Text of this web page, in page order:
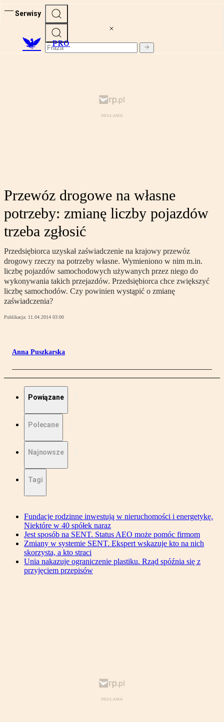
Serwisy
PRO
Przewóz drogowe na własne
potrzeby: zmianę liczby pojazdów
trzeba zgłosić
Przedsiębiorca uzyskał zaświadczenie na krajowy przewóz
drogowy rzeczy na potrzeby własne. Wymieniono w nim m.in.
liczbę pojazdów samochodowych używanych przez niego do
wykonywania takich przejazdów. Przedsiębiorca chce zwiększyć
liczbę samochodów. Czy powinien wystąpić o zmianę
zaświadczenia?
Publikacja: 11.04.2014 03:00
Anna Puszkarska
Powiązane
Polecane
Najnowsze
Tagi
Fundacje rodzinne inwestują w nieruchomości i energetykę.
Niektóre w 40 spółek naraz
Jest sposób na SENT. Status AEO może pomóc firmom
Zmiany w systemie SENT. Ekspert wskazuje kto na nich
skorzysta, a kto straci
Unia nakazuje ograniczenie plastiku. Rząd spóźnia się z
przyjęciem przepisów